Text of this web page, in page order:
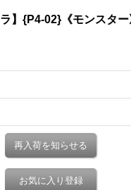
】{P4-02}《モンスター
再入荷を知らせる
お気に入り登録